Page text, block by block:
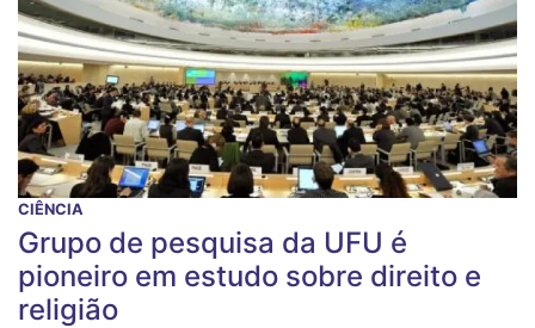
CIÊNCIA
Grupo de pesquisa da UFU é
pioneiro em estudo sobre direito e
religião